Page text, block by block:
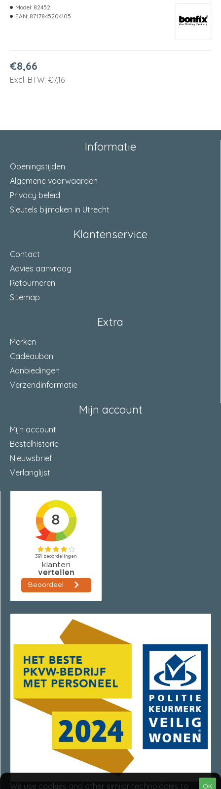
Oppervlaktebehandeling aansluiting
(onbehandeld)
Kwaliteitsklasse aansluiting 3
€8,66
Excl. BTW: €7,16
Model: 82452
EAN: 8717845204105
Informatie
Openingstijden
Algemene voorwaarden
Privacy beleid
Sleutels bijmaken in Utrecht
Klantenservice
Contact
Advies aanvraag
Retourneren
Sitemap
Extra
Merken
Cadeaubon
Aanbiedingen
Verzendinformatie
Mijn account
Mijn account
Bestelhistorie
Nieuwsbrief
Verlanglijst
OK
We use cookies and other similar technologies to